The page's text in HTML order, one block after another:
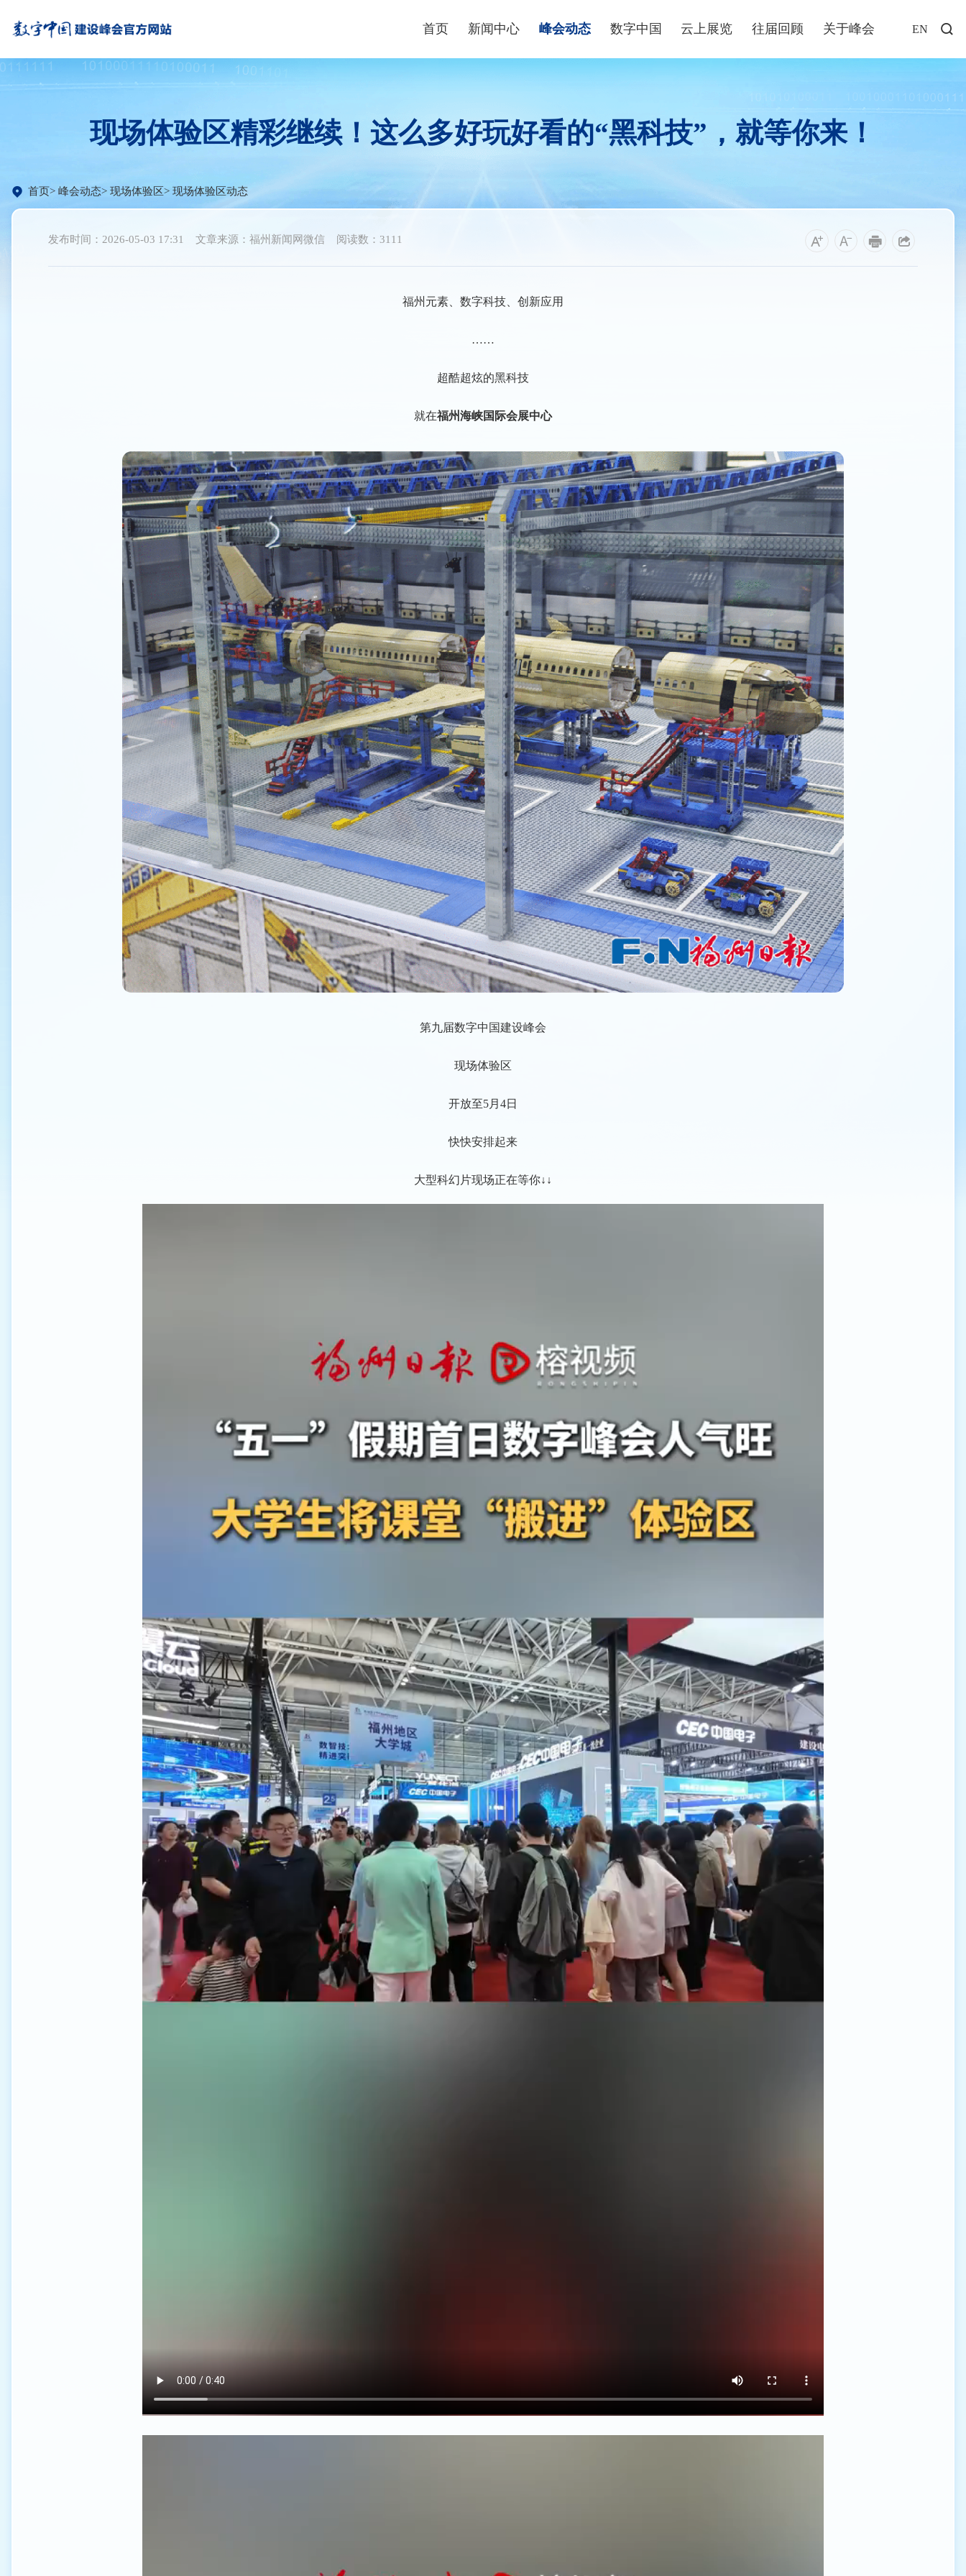
首页 新闻中心
视频播报
峰会镜头
媒体聚焦
峰会动态
创新大赛
数字中国
数字企业+
政策解读
云上展览 往届回顾 关于峰会 EN
现场体验区精彩继续！这么多好玩好看的“黑科技”，就等你来！
首页 峰会动态 现场体验区 现场体验区动态
发布时间：2026-05-03 17:31 文章来源：福州新闻网微信 阅读数：3111
福州元素、数字科技、创新应用
……
超酷超炫的黑科技
就在福州海峡国际会展中心
第九届数字中国建设峰会
现场体验区
开放至5月4日
快快安排起来
大型科幻片现场正在等你↓↓